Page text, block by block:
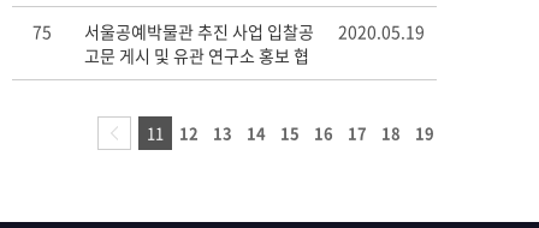
75
서울공예박물관 추진 사업 입찰공
고문 게시 및 유관 연구소 홍보 협
조 요청
2020.05.19
11 12 13 14 15 16 17 18 19